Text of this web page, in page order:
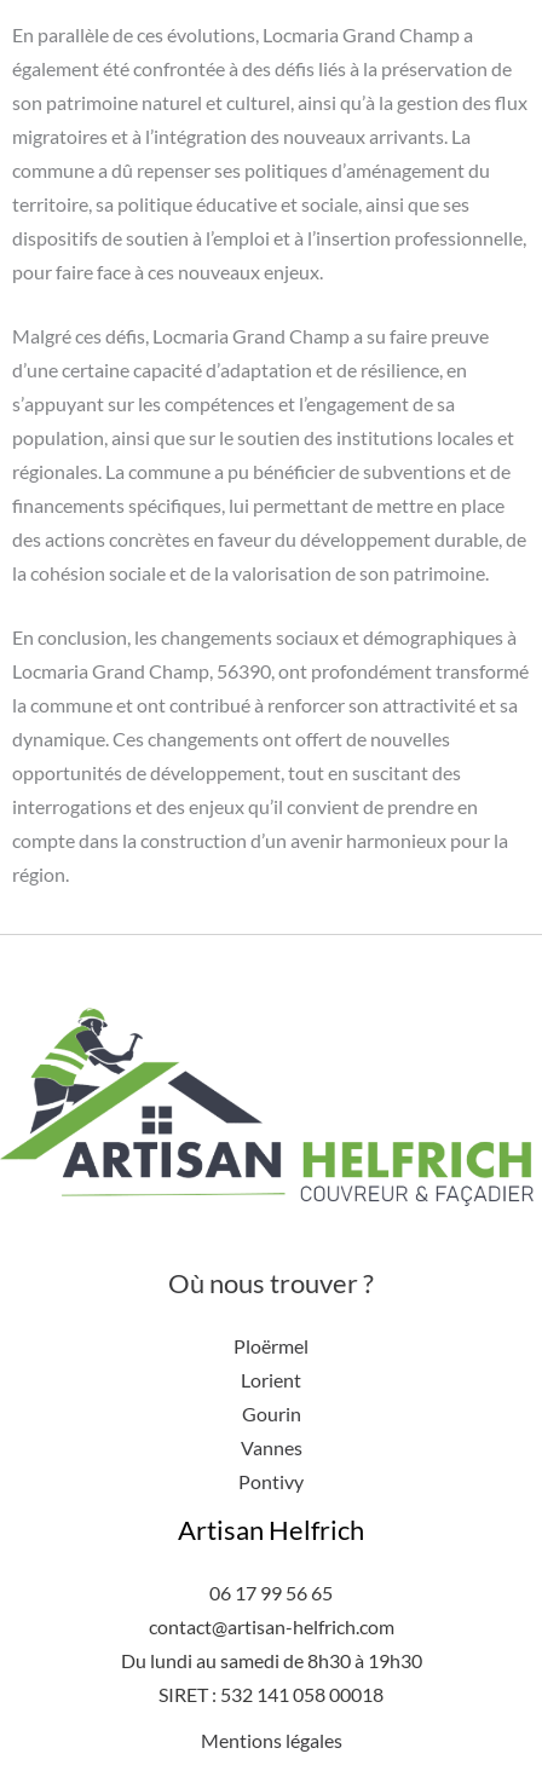
En parallèle de ces évolutions, Locmaria Grand Champ a
également été confrontée à des défis liés à la préservation de
son patrimoine naturel et culturel, ainsi qu’à la gestion des flux
migratoires et à l’intégration des nouveaux arrivants. La
commune a dû repenser ses politiques d’aménagement du
territoire, sa politique éducative et sociale, ainsi que ses
dispositifs de soutien à l’emploi et à l’insertion professionnelle,
pour faire face à ces nouveaux enjeux.
Malgré ces défis, Locmaria Grand Champ a su faire preuve
d’une certaine capacité d’adaptation et de résilience, en
s’appuyant sur les compétences et l’engagement de sa
population, ainsi que sur le soutien des institutions locales et
régionales. La commune a pu bénéficier de subventions et de
financements spécifiques, lui permettant de mettre en place
des actions concrètes en faveur du développement durable, de
la cohésion sociale et de la valorisation de son patrimoine.
En conclusion, les changements sociaux et démographiques à
Locmaria Grand Champ, 56390, ont profondément transformé
la commune et ont contribué à renforcer son attractivité et sa
dynamique. Ces changements ont offert de nouvelles
opportunités de développement, tout en suscitant des
interrogations et des enjeux qu’il convient de prendre en
compte dans la construction d’un avenir harmonieux pour la
région.
Où nous trouver ?
Ploërmel
Lorient
Gourin
Vannes
Pontivy
Artisan Helfrich
06 17 99 56 65
contact@artisan-helfrich.com
Du lundi au samedi de 8h30 à 19h30
SIRET : 532 141 058 00018
Mentions légales